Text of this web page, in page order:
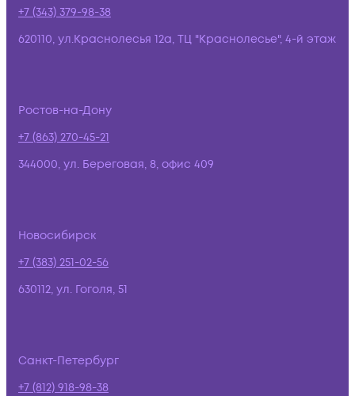
+7 (343) 379-98-38
620110, ул.Краснолесья 12а, ТЦ "Краснолесье", 4-й этаж
Ростов-на-Дону
+7 (863) 270-45-21
344000, ул. Береговая, 8, офис 409
Новосибирск
+7 (383) 251-02-56
630112, ул. Гоголя, 51
Санкт-Петербург
+7 (812) 918-98-38